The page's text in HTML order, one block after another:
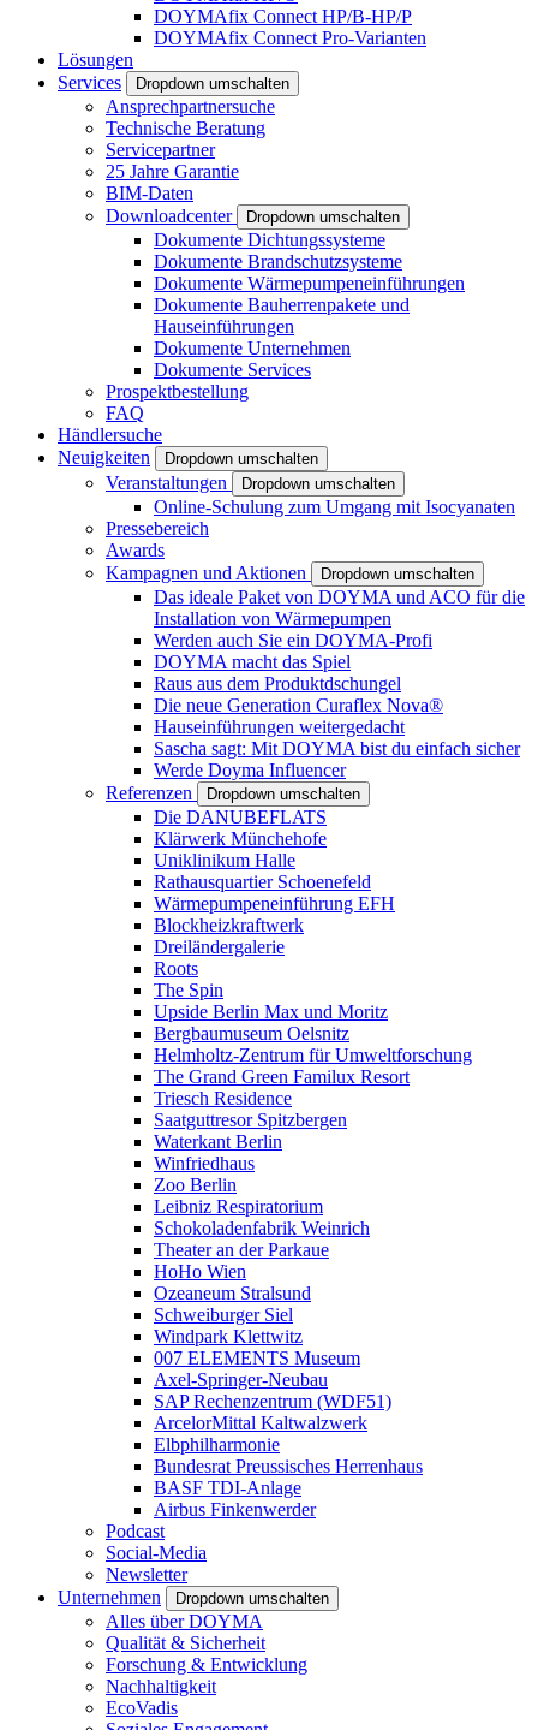
DOYMAfix Connect HP/B-HP/P
DOYMAfix Connect Pro-Varianten
Lösungen
Services
Dropdown umschalten
Ansprechpartnersuche
Technische Beratung
Servicepartner
25 Jahre Garantie
BIM-Daten
Downloadcenter
Dropdown umschalten
Dokumente Dichtungssysteme
Dokumente Brandschutzsysteme
Dokumente Wärmepumpeneinführungen
Dokumente Bauherrenpakete und
Hauseinführungen
Dokumente Unternehmen
Dokumente Services
Prospektbestellung
FAQ
Händlersuche
Neuigkeiten
Dropdown umschalten
Veranstaltungen Dropdown umschalten
Online-Schulung zum Umgang mit Isocyanaten
Pressebereich
Awards
Kampagnen und Aktionen
Dropdown umschalten
Das ideale Paket von DOYMA und ACO für die
Installation von Wärmepumpen
Werden auch Sie ein DOYMA-Profi
DOYMA macht das Spiel
Raus aus dem Produktdschungel
Die neue Generation Curaflex Nova®
Hauseinführungen weitergedacht
Sascha sagt: Mit DOYMA bist du einfach sicher
Werde Doyma Influencer
Referenzen
Dropdown umschalten
Die DANUBEFLATS
Klärwerk Münchehofe
Uniklinikum Halle
Rathausquartier Schoenefeld
Wärmepumpeneinführung EFH
Blockheizkraftwerk
Dreiländergalerie
Roots
The Spin
Upside Berlin Max und Moritz
Bergbaumuseum Oelsnitz
Helmholtz-Zentrum für Umweltforschung
The Grand Green Familux Resort
Triesch Residence
Saatguttresor Spitzbergen
Waterkant Berlin
Winfriedhaus
Zoo Berlin
Leibniz Respiratorium
Schokoladenfabrik Weinrich
Theater an der Parkaue
HoHo Wien
Ozeaneum Stralsund
Schweiburger Siel
Windpark Klettwitz
007 ELEMENTS Museum
Axel-Springer-Neubau
SAP Rechenzentrum (WDF51)
ArcelorMittal Kaltwalzwerk
Elbphilharmonie
Bundesrat Preussisches Herrenhaus
BASF TDI-Anlage
Airbus Finkenwerder
Podcast
Social-Media
Newsletter
Unternehmen
Dropdown umschalten
Alles über DOYMA
Qualität & Sicherheit
Forschung & Entwicklung
Nachhaltigkeit
EcoVadis